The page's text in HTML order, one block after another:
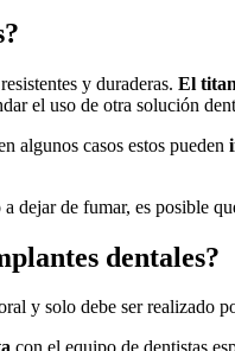
y duraderas. El
el uso de otra solución
algunos casos estos pueden
a dejar de fumar, es posible
dentales?
y solo debe ser realizado